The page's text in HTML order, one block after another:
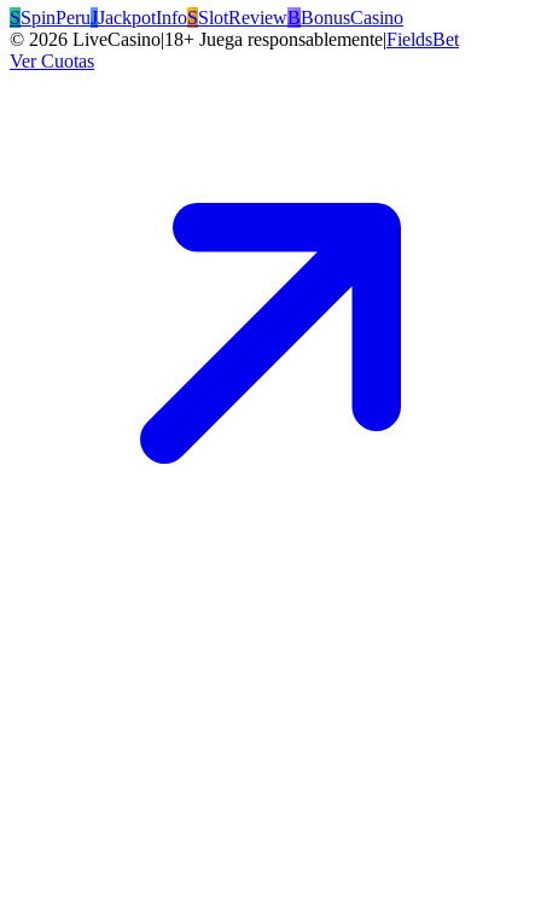
SSpinPeruJJackpotInfoSSlotReviewBBonusCasino
© 2026 LiveCasino|18+ Juega responsablemente|FieldsBet
Ver Cuotas